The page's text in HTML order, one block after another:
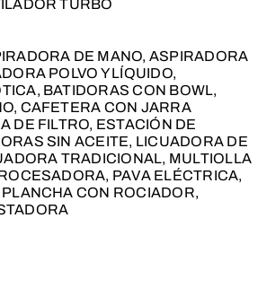
TURBO
DE MANO, ASPIRADORA
POLVO Y LÍQUIDO,
BATIDORAS CON BOWL,
CAFETERA CON JARRA
DE FILTRO, ESTACIÓN DE
SIN ACEITE, LICUADORA DE
TRADICIONAL, MULTIOLLA
PAVA ELÉCTRICA,
CON ROCIADOR,